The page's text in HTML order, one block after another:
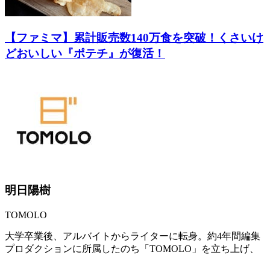
【ファミマ】累計販売数140万食を突破！くさいけ
どおいしい『ポテチ』が復活！
明日陽樹
TOMOLO
大学卒業後、アルバイトからライターに転身。約4年間編集
プロダクションに所属したのち「TOMOLO」を立ち上げ、